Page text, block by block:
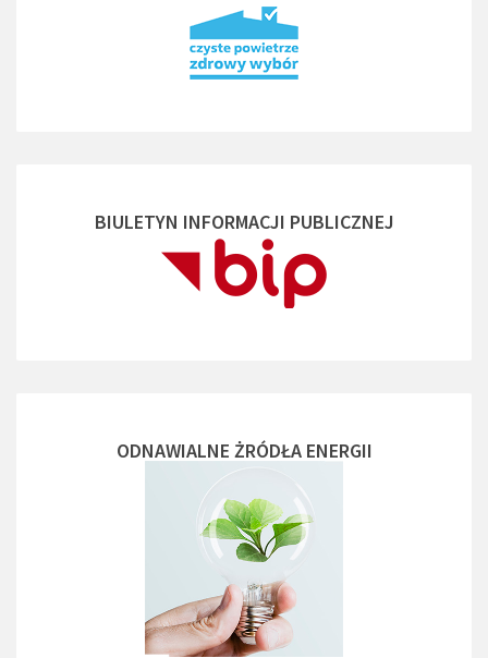
BIULETYN INFORMACJI PUBLICZNEJ
ODNAWIALNE ŻRÓDŁA ENERGII